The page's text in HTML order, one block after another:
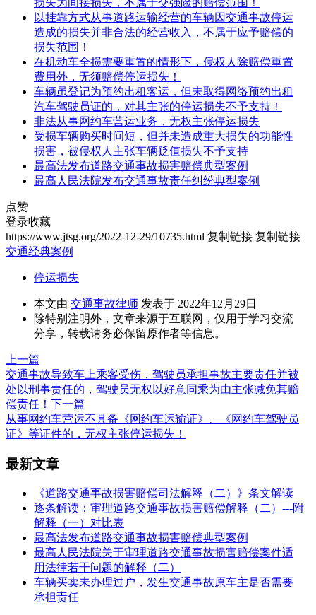
以挂靠方式从事道路运输经营的车辆因交通事故停运
造成的损失并非合法的经营收入，不属于应予赔偿的
损失范围！
在机动车全损需要重置的情形下，侵权人除赔偿重置
费用外，无须赔偿停运损失！
车辆虽登记为预约出租客运，但未取得网络预约出租
汽车驾驶员证的，对其主张的停运损失不予支持！
非法从事网约车营运业务，无权主张停运损失
受损车辆购买时间短，但并未造成重大损失的功能性
损害，被侵权人主张车辆贬值损失不予支持
最高法发布道路交通事故损害赔偿典型案例
最高人民法院发布交通事故责任纠纷典型案例
点赞
登录收藏
https://www.jtsg.org/2022-12-29/10735.html 复制链接 复制链接
交通经典案例
停运损失
本文由 交通事故律师 发表于 2022年12月29日
除特别注明外，文章来源于互联网，仅用于学习交流
分享，转载请务必保留原作者等信息。
上一篇
交通事故导致车上乘客受伤，驾驶员承担事故主要责任并被
处以刑事责任的，驾驶员无权以好意同乘为由主张减免其赔
偿责任！ 下一篇
从事网约车营运不具备《网约车运输证》、《网约车驾驶员
证》等证件的，无权主张停运损失！
最新文章
《道路交通事故损害赔偿司法解释（二）》条文解读
逐条解读：审理道路交通事故损害赔偿解释（二）---附
解释（一）对比表
最高法发布道路交通事故损害赔偿典型案例
最高人民法院关于审理道路交通事故损害赔偿案件适
用法律若干问题的解释（二）
车辆买卖未办理过户，发生交通事故原车主是否需要
承担责任